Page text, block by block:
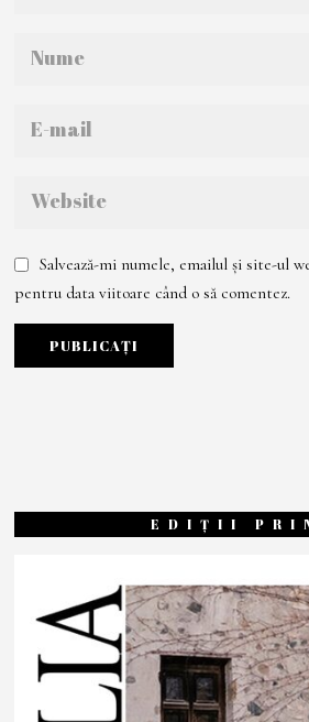
Salvează-mi numele, emailul și site-ul
pentru data viitoare când o să comentez.
EDIȚII